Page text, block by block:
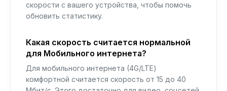
скорости с вашего устройства, чтобы помочь
обновить статистику.
Какая скорость считается нормальной
для Мобильного интернета?
Для мобильного интернета (4G/LTE)
комфортной считается скорость от 15 до 40